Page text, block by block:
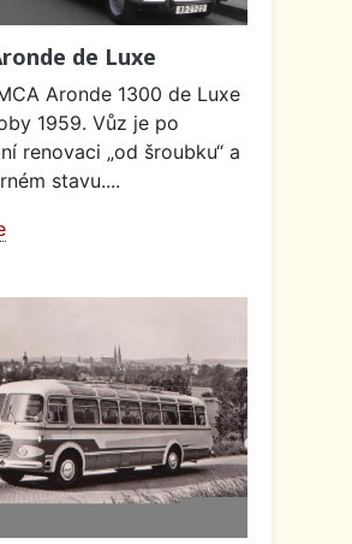
de Luxe
Aronde 1300 de Luxe
1959. Vůz je po
renovaci „od šroubku“ a
stavu....